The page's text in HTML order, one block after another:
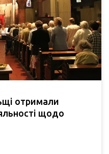
отримали
щодо